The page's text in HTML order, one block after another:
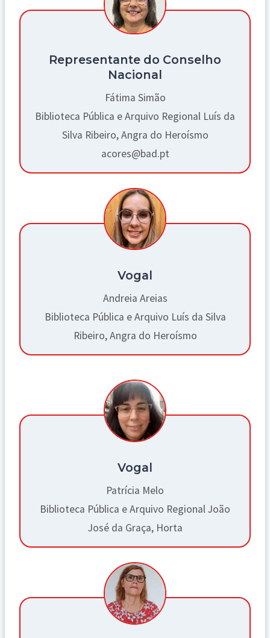
Representante do Conselho
Nacional
Fátima Simão
Biblioteca Pública e Arquivo Regional Luís da
Silva Ribeiro, Angra do Heroísmo
acores@bad.pt
Vogal
Andreia Areias
Biblioteca Pública e Arquivo Luís da Silva
Ribeiro, Angra do Heroísmo
Vogal
Patrícia Melo
Biblioteca Pública e Arquivo Regional João
José da Graça, Horta